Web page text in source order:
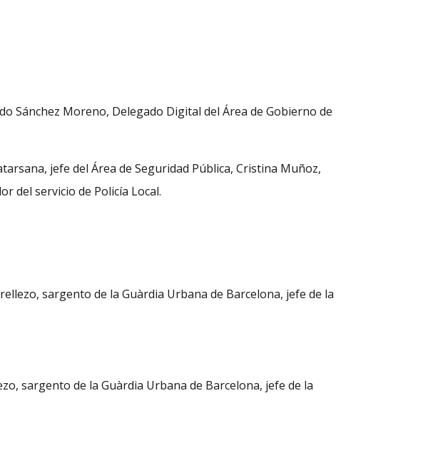
Sánchez Moreno, Delegado Digital del Área de Gobierno de
jefe del Área de Seguridad Pública, Cristina Muñoz,
del servicio de Policía Local.
sargento de la Guàrdia Urbana de Barcelona, jefe de la
sargento de la Guàrdia Urbana de Barcelona, jefe de la